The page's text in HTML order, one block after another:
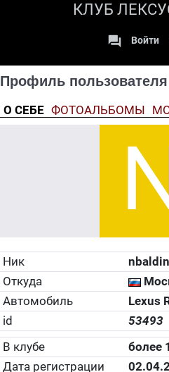
КЛУБ
 Войти
Профиль
О СЕБЕ ФОТОАЛЬБОМЫ
Ник
nbaldin
Откуда
Автомобиль
Lexus
id
53493
В клубе
более
Дата регистрации